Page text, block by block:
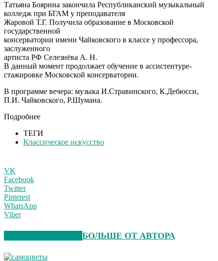
Татьяна Боярина закончила Республиканский музыкальный
колледж при БГАМ у преподавателя
Жаровой Т.Г. Получила образование в Московской
государственной
консерватории имени Чайковского в классе у профессора,
заслуженного
артиста РФ Селезнёва А. Н.
В данный момент продолжает обучение в ассистентуре-
стажировке Московской консерватории.
В программе вечера: музыка И.Стравинского, К.Дебюсси,
П.И. Чайковского, Р.Шумана.
Подробнее
ТЕГИ
Классическое искусство
VK
Facebook
Twitter
Pinterest
WhatsApp
Viber
БОЛЬШЕ ОТ АВТОРА